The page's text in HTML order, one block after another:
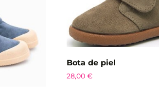
Bota de piel
28,00€